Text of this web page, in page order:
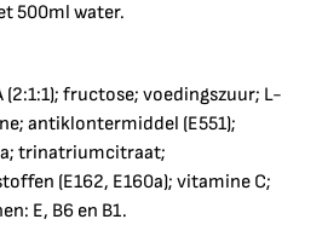
500ml water.
(2:1:1); fructose; voedingszuur; L-
antiklontermiddel (E551);
trinatriumcitraat;
(E162, E160a); vitamine C;
E, B6 en B1.